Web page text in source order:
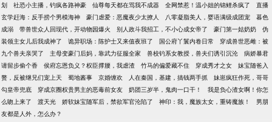
划
社恐小主播，钓疯各路神豪 仙尊每天都在骂我不成器 全网禁惹！温小姐的锦鲤杀疯了
直播
玄学赶海：反手捞个男模海神
豪门虐爱：恶魔夜少太撩人 八零凝脂美人，婴语满级成团宠
暮色
成溺
带兽世众人回现代，开动物园爆火 别人政斗我招工，不小心成女帝了 豪门第一姑奶奶
伪
装领主女儿后我成神了
诡异职场：陈护士又来值夜班了 国公府丫鬟内卷日常
穿成兽世恶雌：被
九个兽夫亲哭了
主母变豪门后妈，靠武力征服全家 兽校钓系女教授，兽夫们诱引沉沦
病娇暴君
请留步偷个香
侯府忘恩负义？权臣撑腰，我虐渣 竹马的偏爱藏不住 穿成秀才之女
妹宝随爸入
赘，反被继兄们宠上天
蜀地酱事 京婚缠欢 人在秦国，基建，搞钱两手抓
妹崽疯狂作死，哥哥
勾皇帝兜底
穿成京圈权贵男主的恶毒前女友 奶团三岁半，鬼肉一口干！
我是负心渣女啊！你怎
么吻上来了
渡天光 娇软妹宝随军后，禁欲军官沦陷了 神印：我，魔族太女，重铸魔族！
男朋
友都是人外，怎么办？